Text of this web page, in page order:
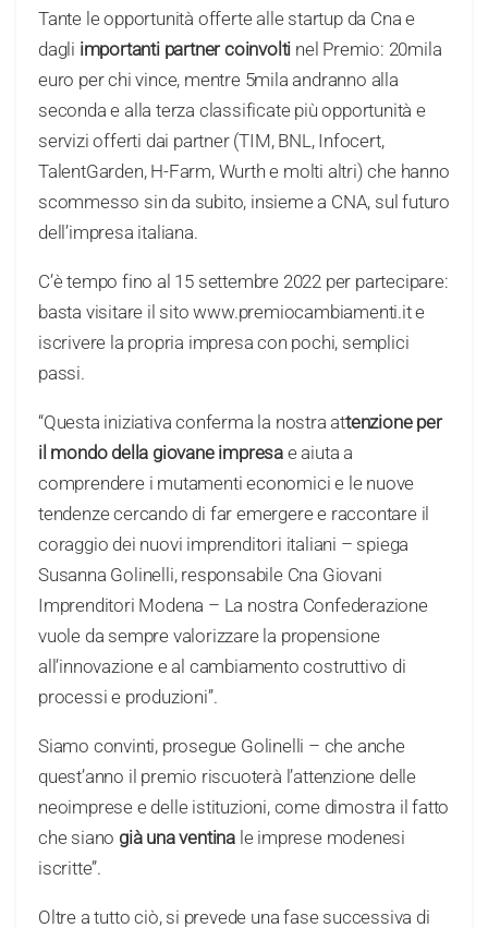
Tante le opportunità offerte alle startup da Cna e
dagli importanti partner coinvolti nel Premio: 20mila
euro per chi vince, mentre 5mila andranno alla
seconda e alla terza classificate più opportunità e
servizi offerti dai partner (TIM, BNL, Infocert,
TalentGarden, H-Farm, Wurth e molti altri) che hanno
scommesso sin da subito, insieme a CNA, sul futuro
dell’impresa italiana.
C’è tempo fino al 15 settembre 2022 per partecipare:
basta visitare il sito www.premiocambiamenti.it e
iscrivere la propria impresa con pochi, semplici
passi.
“Questa iniziativa conferma la nostra attenzione per
il mondo della giovane impresa e aiuta a
comprendere i mutamenti economici e le nuove
tendenze cercando di far emergere e raccontare il
coraggio dei nuovi imprenditori italiani – spiega
Susanna Golinelli, responsabile Cna Giovani
Imprenditori Modena – La nostra Confederazione
vuole da sempre valorizzare la propensione
all’innovazione e al cambiamento costruttivo di
processi e produzioni”.
Siamo convinti, prosegue Golinelli – che anche
quest’anno il premio riscuoterà l’attenzione delle
neoimprese e delle istituzioni, come dimostra il fatto
che siano già una ventina le imprese modenesi
iscritte”.
Oltre a tutto ciò, si prevede una fase successiva di